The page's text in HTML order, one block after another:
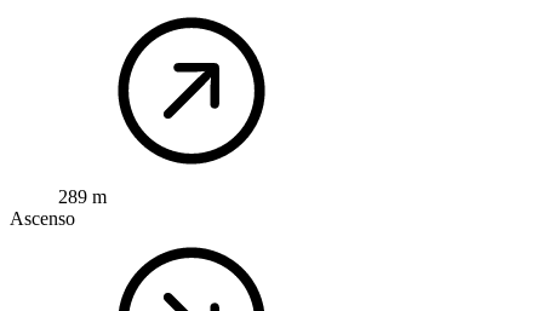
289 m
Ascenso